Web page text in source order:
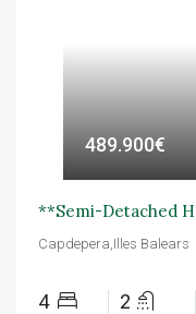
489.900€
**Semi-Detached
Capdepera,Illes Balears
4 2